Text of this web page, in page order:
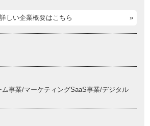
詳しい企業概要はこちら
ム事業/マーケティングSaaS事業/デジタル